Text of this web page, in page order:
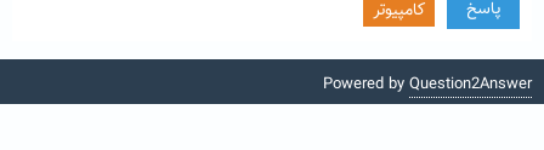
پاسخ
کامپیوتر
Powered by Question2Answer